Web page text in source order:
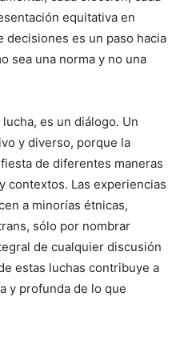
equitativa en
decisiones es un paso hacia
sea una norma y no una
es un diálogo. Un
y diverso, porque la
de diferentes maneras
contextos. Las experiencias
a minorías étnicas,
sólo por nombrar
de cualquier discusión
estas luchas contribuye a
y profunda de lo que